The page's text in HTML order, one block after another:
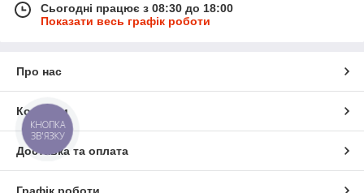
Сьогодні працює з 08:30 до 18:00
Показати весь графік роботи
Про нас
Контакти
Доставка та оплата
КНОПКА
ЗВ'ЯЗКУ